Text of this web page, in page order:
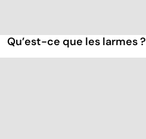
Qu’est-ce que les larmes ?